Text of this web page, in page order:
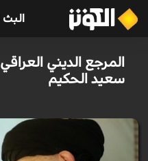
البث
المرجع الديني
سعيد الحكيم